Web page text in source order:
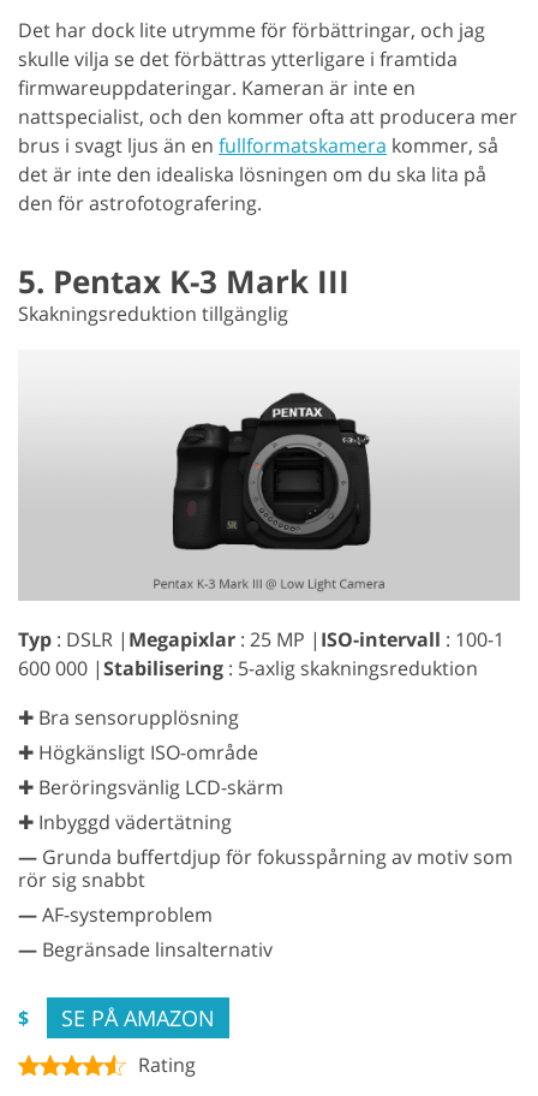
Det har dock lite utrymme för förbättringar, och jag
skulle vilja se det förbättras ytterligare i framtida
firmwareuppdateringar. Kameran är inte en
nattspecialist, och den kommer ofta att producera mer
brus i svagt ljus än en fullformatskamera kommer, så
det är inte den idealiska lösningen om du ska lita på
den för astrofotografering.
5. Pentax K-3 Mark III
Skakningsreduktion tillgänglig
Typ : DSLR | Megapixlar : 25 MP | ISO-intervall : 100-1
600 000 |Stabilisering : 5-axlig skakningsreduktion
✚ Bra sensorupplösning
✚ Högkänsligt ISO-område
✚ Beröringsvänlig LCD-skärm
✚ Inbyggd vädertätning
— Grunda buffertdjup för fokusspårning av motiv som
rör sig snabbt
—AF-systemproblem
— Begränsade linsalternativ
$ SE PÅ AMAZON
Rating